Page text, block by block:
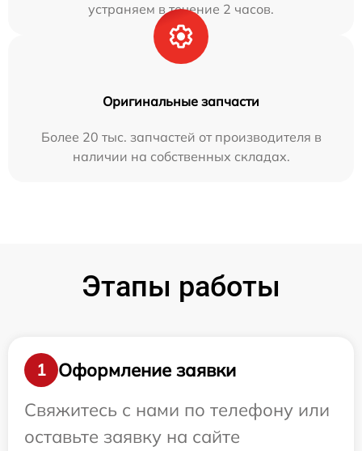
устраняем в течение 2 часов.
Оригинальные запчасти
Более 20 тыс. запчастей от производителя в
наличии на собственных складах.
Этапы работы
1
Оформление заявки
Свяжитесь с нами по телефону или
оставьте заявку на сайте